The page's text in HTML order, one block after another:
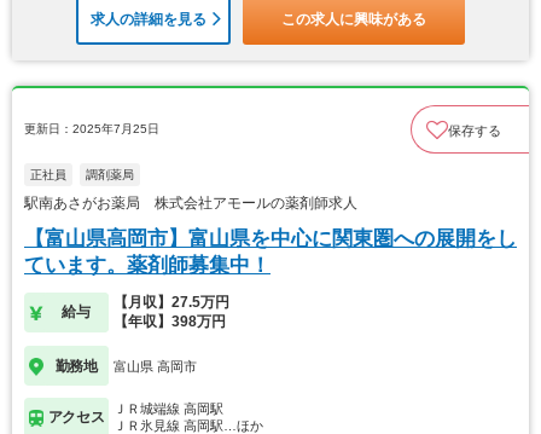
求人の詳細を見る この求人に興味がある
更新日：2025年7月25日 保存する
正社員 調剤薬局
駅南あさがお薬局 株式会社アモールの薬剤師求人
【富山県高岡市】富山県を中心に関東圏への展開をし
ています。薬剤師募集中！
給与
【月収】27.5万円
【年収】398万円
勤務地 富山県 高岡市
アクセス
ＪＲ城端線 高岡駅
ＪＲ氷見線 高岡駅…ほか